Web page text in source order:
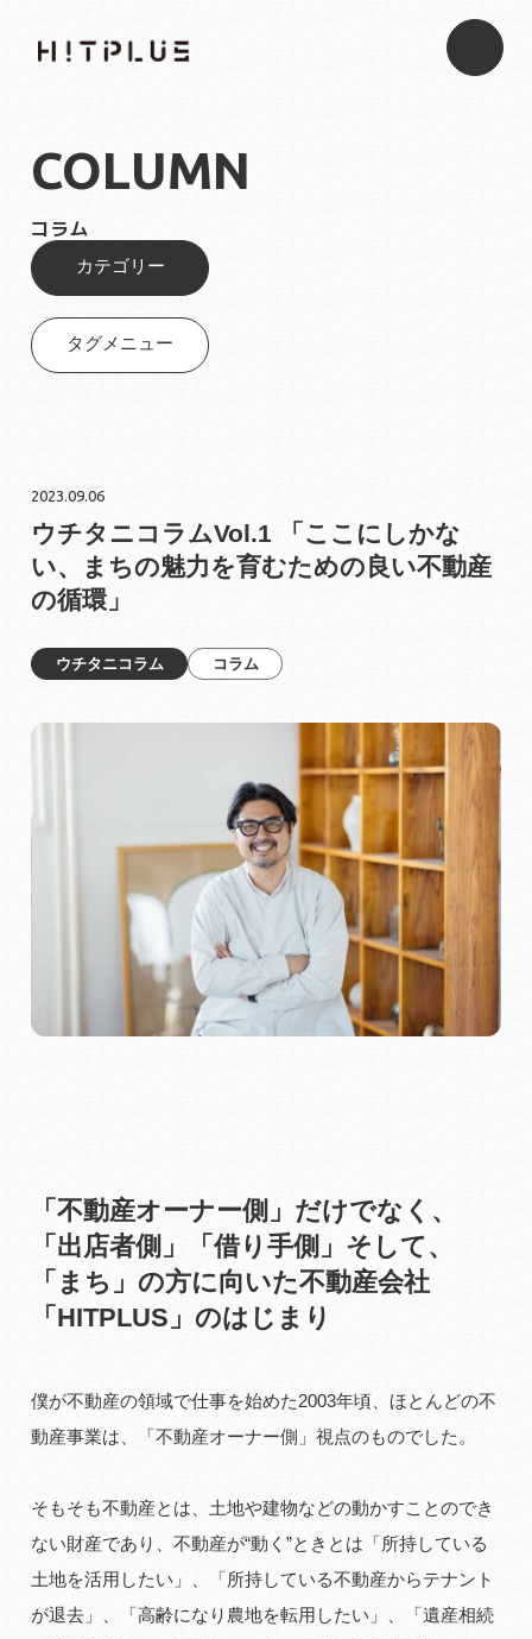
COLUMN
コラム
カテゴリー
タグメニュー
2023.09.06
ウチタニコラムVol.1 「ここにしかな
い、まちの魅力を育むための良い不動産
の循環」
ウチタニコラム コラム
「不動産オーナー側」だけでなく、
「出店者側」「借り手側」そして、
「まち」の方に向いた不動産会社
「HITPLUS」のはじまり
僕が不動産の領域で仕事を始めた2003年頃、ほとんどの不
動産事業は、「不動産オーナー側」視点のものでした。
そもそも不動産とは、土地や建物などの動かすことのでき
ない財産であり、不動産が“動く”ときとは「所持している
土地を活用したい」、「所持している不動産からテナント
が退去」、「高齢になり農地を転用したい」、「遺産相続